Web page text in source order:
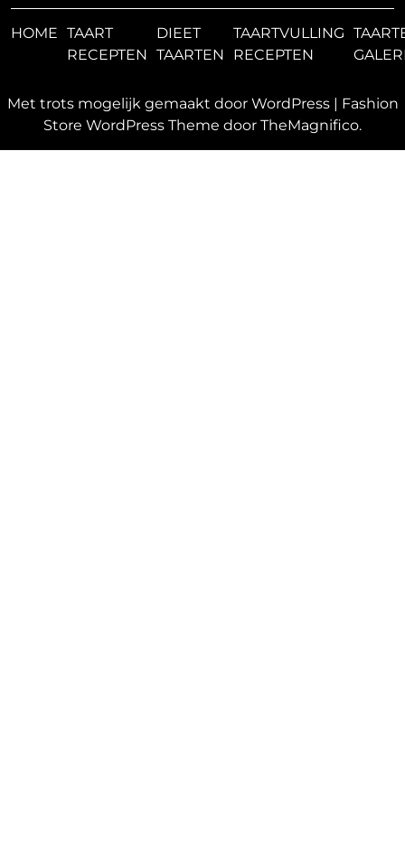
HOME TAART
RECEPTEN
DIEET
TAARTEN
TAARTVULLING
RECEPTEN
Met trots mogelijk gemaakt door WordPress | Fashion
Store WordPress Theme door TheMagnifico.